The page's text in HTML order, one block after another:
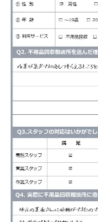
サー
料金
対応
お客
よく